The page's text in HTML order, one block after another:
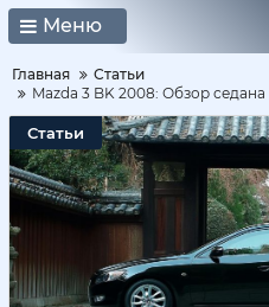
Меню
Главная
Статьи
Mazda 3 BK 2008: Обзор седана
Статьи